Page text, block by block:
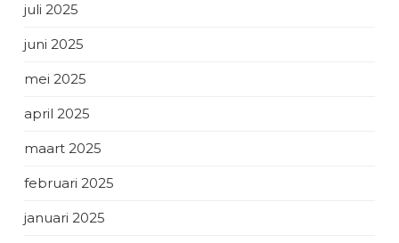
juli 2025
juni 2025
mei 2025
april 2025
maart 2025
februari 2025
januari 2025